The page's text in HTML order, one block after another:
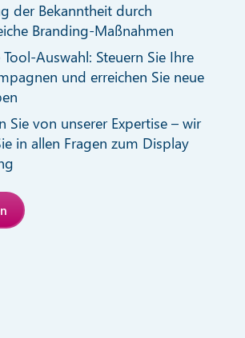
der Bekanntheit durch
Branding-Maßnahmen
Auswahl: Steuern Sie Ihre
und erreichen Sie neue
Sie von unserer Expertise – wir
in allen Fragen zum Display